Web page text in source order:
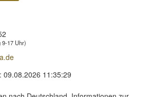
9-17 Uhr)
09.08.2026 11:35:29